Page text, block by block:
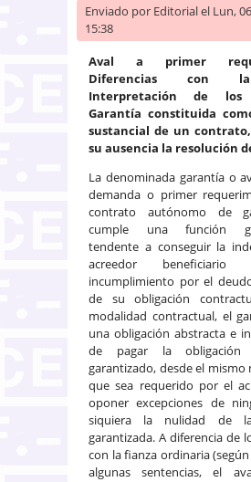
Enviado por Editorialel Lun,
15:38
Aval a primer
Diferencias con
Interpretación de los
Garantía constituida
sustancial de un
su ausencia la resolución
La denominada garantía o
demanda o primer
contrato autónomo de
cumple una función
tendente a conseguir la
acreedor
incumplimiento por el
de su obligación
modalidad contractual, el
una obligación abstracta e
de pagar la obligación
garantizado, desde el
que sea requerido por el
oponer excepciones de
siquiera la nulidad de
garantizada. A diferencia de
con la fianza ordinaria
algunas sentencias, el